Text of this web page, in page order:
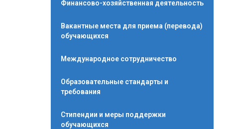
Финансово-хозяйственная деятельность
Вакантные места для приема (перевода)
обучающихся
Международное сотрудничество
Образовательные стандарты и
требования
Стипендии и меры поддержки
обучающихся